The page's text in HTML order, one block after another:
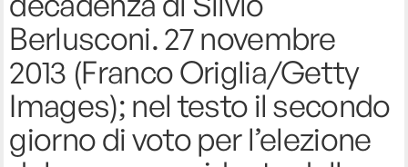
Berlusconi. 27 novembre
2013 (Franco Origlia/Getty
Images); nel testo il secondo
giorno di voto per l’elezione